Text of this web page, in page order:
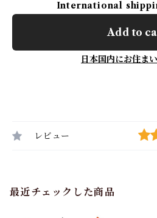
International
Add to
日本国内にお住ま
レビュー
最近チェックした商品